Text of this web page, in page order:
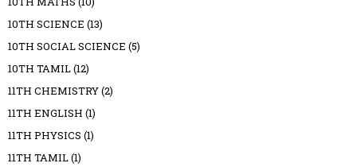
10TH SCIENCE (13)
10TH SOCIAL SCIENCE (5)
10TH TAMIL(12)
11TH CHEMISTRY(2)
11TH ENGLISH (1)
11TH PHYSICS (1)
11TH TAMIL(1)